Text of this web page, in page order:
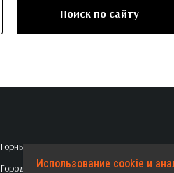
Поиск по сайту
Горные
ГородскиеИспользование cookie и